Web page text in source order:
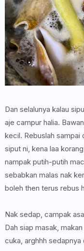
Dan selalunya kalau
aje campur halia.
kecil. Rebuslah sampai
siput ni, kena laa
nampak putih-putih
sebabkan malas nak
boleh then terus rebus
Nak sedap, campak
Dah siap masak,
cuka, arghhh sedapnya